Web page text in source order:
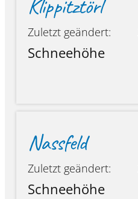
Klippitztörl
Zuletzt geändert:
Schneehöhe
Nassfeld
Zuletzt geändert:
Schneehöhe